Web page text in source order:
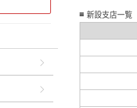
新設支店一覧